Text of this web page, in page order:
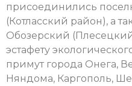
присоединились
(Котласский район), а
Обозерский
эстафету
примут города Онега,
Няндома, Каргополь,